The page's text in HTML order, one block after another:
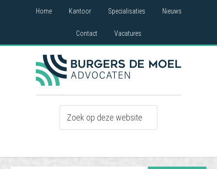
Home Kantoor Specialisaties Nieuws
Contact Vacatures